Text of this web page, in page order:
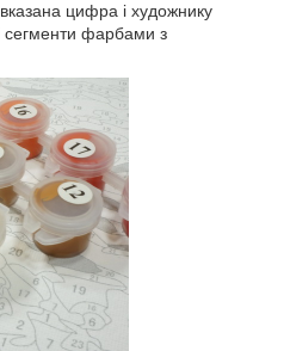
цифра і художнику
сегменти фарбами з